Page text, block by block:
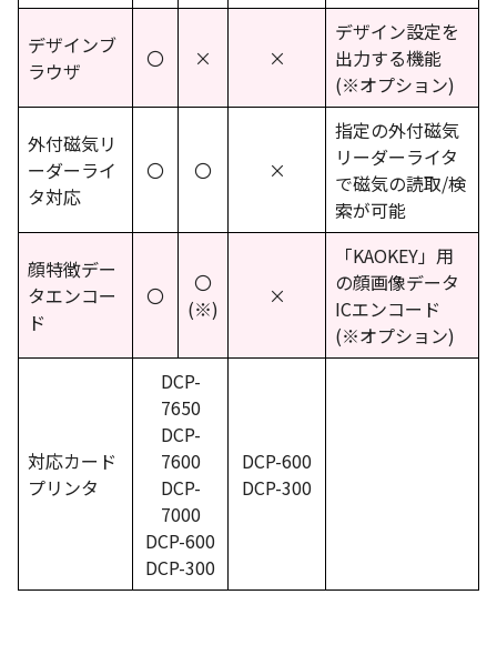
デザインブ
ラウザ
〇 × ×
デザイン設定を
出力する機能
(※オプション)
外付磁気リ
ーダーライ
タ対応
〇 〇 ×
指定の外付磁気
リーダーライタ
で磁気の読取/検
索が可能
顔特徴デー
タエンコー
ド
〇
〇
(※)
×
「KAOKEY」用
の顔画像データ
ICエンコード
(※オプション)
対応カード
プリンタ
DCP-
7650
DCP-
7600
DCP-
7000
DCP-600
DCP-300
DCP-600
DCP-300